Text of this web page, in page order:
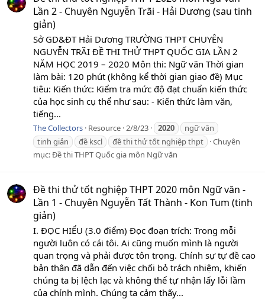
Lần 2 - Chuyên Nguyễn Trãi - Hải Dương (sau tinh
giản)
Sở GD&ĐT Hải Dương TRƯỜNG THPT CHUYÊN
NGUYỄN TRÃI ĐỀ THI THỬ THPT QUỐC GIA LẦN 2
NĂM HỌC 2019 – 2020 Môn thi: Ngữ văn Thời gian
làm bài: 120 phút (không kể thời gian giao đề) Mục
tiêu: Kiến thức: Kiểm tra mức độ đạt chuẩn kiến thức
của học sinh cụ thể như sau: - Kiến thức làm văn,
tiếng...
The Collectors Resource 2/8/23 2020
ngữ văn
tinh giản
đề kscl đề thi thử tốt nghiệp thpt
Chuyên
mục:Đề thi THPT Quốc gia môn Ngữ văn
Đề thi thử tốt nghiệp THPT 2020 môn Ngữ văn -
Lần 1 - Chuyên Nguyễn Tất Thành - Kon Tum (tinh
giản)
I. ĐỌC HIỂU (3.0 điểm) Đọc đoạn trích: Trong mỗi
người luôn có cái tôi. Ai cũng muốn mình là người
quan trọng và phải được tôn trọng. Chính sự tự đề cao
bản thân đã dẫn đến việc chối bỏ trách nhiệm, khiến
chúng ta bị lệch lạc và không thể tự nhận lấy lỗi lầm
của chính mình. Chúng ta cảm thấy...